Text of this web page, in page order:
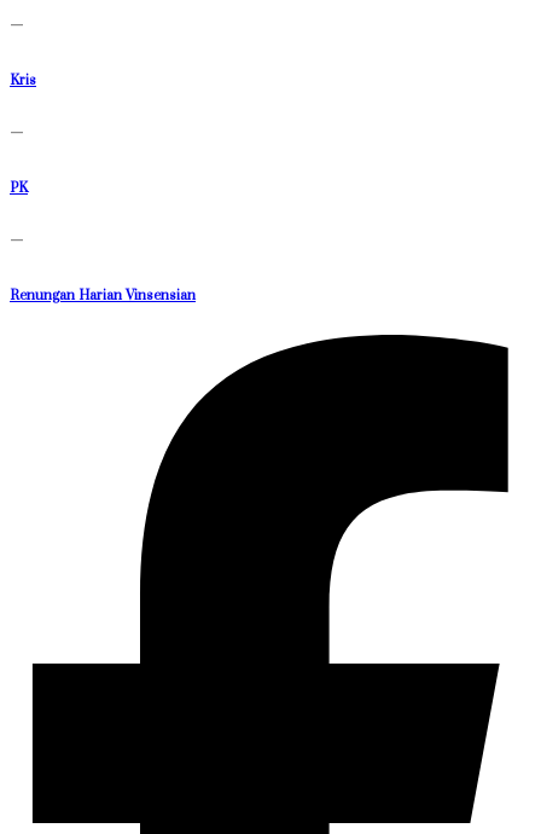
—
Kris
—
PK
—
Renungan Harian Vinsensian